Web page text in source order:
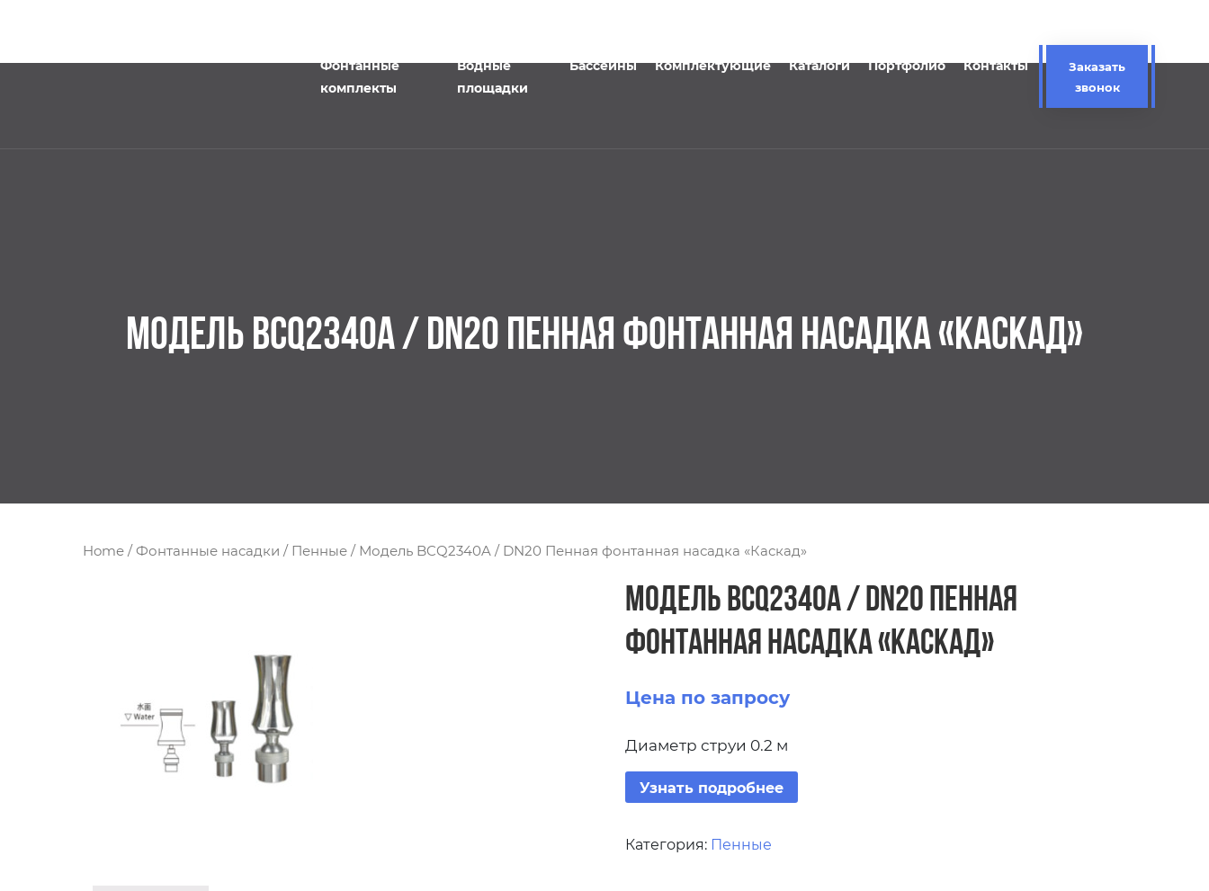
Фонтанные
комплекты
Водные
площадки
Бассейны Комплектующие Каталоги Портфолио Контакты
Заказать
звонок
МОДЕЛЬ BCQ2340A / DN20 ПЕННАЯ ФОНТАННАЯ НАСАДКА «КАСКАД»
Home/Фонтанные насадки / Пенные/ Модель BCQ2340A / DN20 Пенная фонтанная насадка «Каскад»
Модель BCQ2340A / DN20 Пенная
фонтанная насадка «Каскад»
Цена по запросу
Диаметр струи 0.2 м
Узнать подробнее
Категория: Пенные